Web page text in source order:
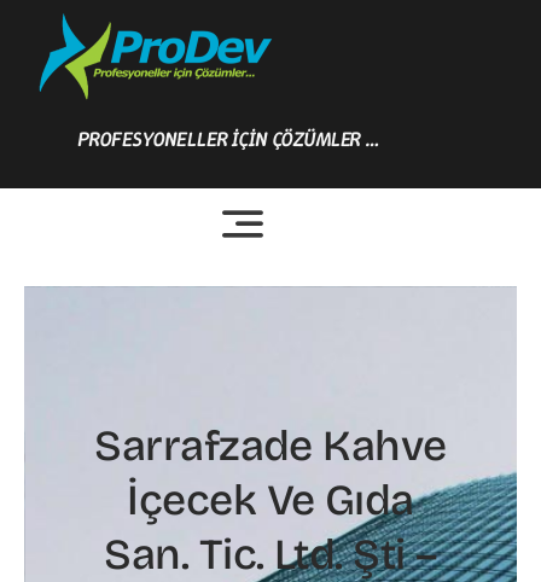
content
PROFESYONELLER İÇİN ÇÖZÜMLER …
Sarrafzade Kahve
İçecek Ve Gıda
San. Tic. Ltd. Şti –